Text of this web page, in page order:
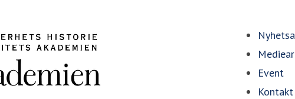
Event
Kontakt